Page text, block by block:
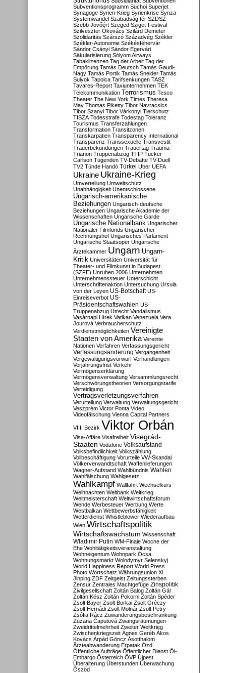
Subventionsprogramm Suchoi Superjet
Synagoge Syrien-Krieg Syrienkrise Syriza
Systemwandel Szabadság tér SZDSZ
Szebb Jövőért Szeged Sziget-Festival
Szilveszter Ókovács Szilárd Demeter
Szolidaritás Szárszó Századvég Székler
Székler-Autonomie Székésféhervár
Sándor Csányi Sándor Egervári
Säkularisierung Sólyom Airways
Tabaklizenzen Tag der Arbeit Tag der
Empörung Tamás Deutsch Tamás Gaudi-
Nagy Tamás Portik Tamás Sneider Tamás
Sulyok Tapolca Tarifsenkungen TASZ
Tavares-Report Taxiunternehmen TEK
Telekommunikation Terrorismus Tesco
Theater The New York Times Theresa
May Thomas Piketty Tibor Navracsics
Tibor Szanyi Tibor Várkonyi Tierschutz
TISZA Todesstrafe Todestag Toleranz
Tourismus Transferzahlungen
Transformation Transitzonen
Transkarpatien Transparency International
Transparenz Transsexuelle Transvestit
Trauerbekundungen Trauertag Trauma
Trianon Truppenabzug TTIP Tucker
Carlson Tugenden TV-Debatte TV-Duell
TV2 Tünde Handó Türkei Uber UEFA
Ukraine Ukraine-Krieg
Umverteilung Umweltschutz
Unabhängigkeit Unentschlossene
Ungarisch-amerikanische
Beziehungen Ungarisch-deutsche
Beziehungen Ungarische Akademie der
Wissenschaften Ungarische Garde
Ungarische Nationalbank Ungarischer
Nationaler Filmfonds Ungarischer
Rechnungshof Ungarisches Parlament
Ungarische Staatsoper Ungarische
Ärztekammer Ungarn Ungarn-
Kritik Universitäten Universität für
Theater- und Filmkunst in Budapest
(SZFE) Unruhen 2006 Unternehmen
Unternehmenssteuer Unterschicht
Unterschriftenaktion Untersuchung Ursula
von der Leyen US-Botschaft US-
Einreiseverbot US-
Präsidentschaftswahlen US-
Truppenabzug Utrecht Vandalismus
Vasárnapi Hírek Vatikan Venezuela Vera
Jourová Verbraucherschutz
Verdienstmöglichkeiten Vereinigte
Staaten von Amerika Vereinte
Nationen Verfahren Verfassungsgericht
Verfassungsänderung Vergangenheit
Vergewaltigungsvorwurf Verhandlungen
Verjährungsfrist Verkehr
Vermögenserklärung
Vermögensverwaltung Versammlungsrecht
Verschwörungstheorien Versorgungstarife
Verteidigung
Vertragsverletzungsverfahren
Verurteilung Verwaltung Verwaltungsgericht
Veszprém Victor Ponta Video
Videofälschung Vienna Capital Partners
VIII. Bezirk Viktor Orbán
Visa-Affäre Visafreiheit Visegrád-
Staaten Vodafone Volksaufstand
Volksbefindlichkeit Volkszählung
Vollbeschäftigung Vorurteile VW-Skandal
Völkerverwandtschaft Waffenlieferungen
Wagner-Aufstand Wahlbündnis Wahlen
Wahlfälschung Wahlgesetz
Wahlkampf Wallfahrt Wechselkurs
Weihnachten Weltbank Weltkrieg
Weltmeisterschaft Weltwirtschaftsforum
Wende Werbesteuer Werbung Werte
Westbalkan Wettbewerbsfähigkeit
Wetterdienst Whistleblower Wiederaufbau
Wien Wirtschaftspolitik
Wirtschaftswachstum Wissenschaft
Wladimir Putin WM-Finale Woche der
Ehe Wohltätigkeitsveranstaltung
Wohneigentum Wohnpark Ócsa
Wohnungsmarkt Wolodymyr Selenskyj
World Happiness Report World Press
Photo Wortschatz Währungsunion Xi
Jinping ZDF Zeitgeist Zeitungssterben
Zensur Zentrales Machtgefüge Zinspolitik
Zivilgesellschaft Zoltán Balog Zoltán Gál
Zoltán Kész Zoltán Pokorni Zoltán Spéder
Zsolt Bayer Zsolt Borkai Zsolt Gréczy
Zsolt Hernádi Zsolt Molnár Zsolt Petry
Zsófia Rácz Zuwanderungsbeschränkung
Zuzana Čaputová Zwangsräumungen
Zweidrittelmehrheit Zweiter Weltkrieg
Zwischenkriegszeit Ágnes Geréb Ákos
Kovács Árpád Göncz Ásotthalom
Ärzteabwanderung Érpatak Ózd
Öffentliche Aufträge Öffentlicher Dienst Öl-
Embargo Österreich ÖVP Újpest
Überalterung Überstunden Überwachung
Őszöd